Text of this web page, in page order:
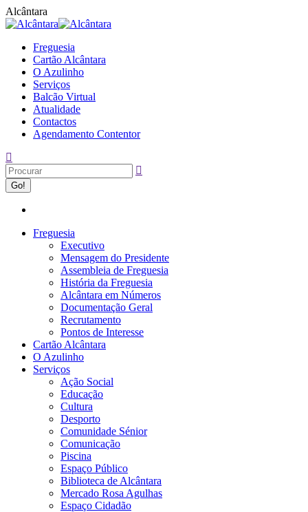
Alcântara
Freguesia
Cartão Alcântara
O Azulinho
Serviços
Balcão Virtual
Atualidade
Contactos
Agendamento Contentor
Freguesia
Executivo
Mensagem do Presidente
Assembleia de Freguesia
História da Freguesia
Alcântara em Números
Documentação Geral
Recrutamento
Pontos de Interesse
Cartão Alcântara
O Azulinho
Serviços
Ação Social
Educação
Cultura
Desporto
Comunidade Sénior
Comunicação
Piscina
Espaço Público
Biblioteca de Alcântara
Mercado Rosa Agulhas
Espaço Cidadão